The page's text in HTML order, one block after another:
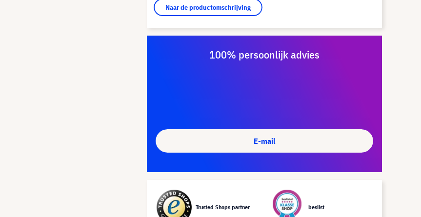
Naar de productomschrijving
100% persoonlijk advies
E-mail
Trusted Shops partner beslist